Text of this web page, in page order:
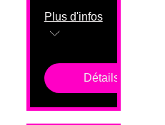
Plus d'infos
Détails